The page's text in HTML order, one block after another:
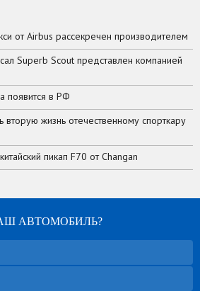
от Airbus рассекречен производителем
Superb Scout представлен компанией
появится в РФ
жизнь отечественному спорткару
пикап F70 от Changan
АВТОМОБИЛЬ?